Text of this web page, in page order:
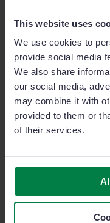
This website uses
We use cookies to
provide social media
We also share
our social media,
may combine it with
provided to them or
of their services.
Vuoi vendere di
Un bravo venditore
individuare con
potenziale cliente):
7 MIN READ